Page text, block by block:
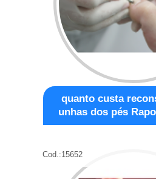
quanto custa
unhas dos pés
Cod.:15652